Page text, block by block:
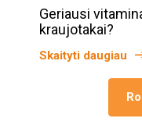
Geriausi
kraujotakai?
Skaityti daugiau